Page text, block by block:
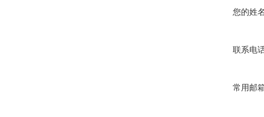
您的姓
联系电
常用邮